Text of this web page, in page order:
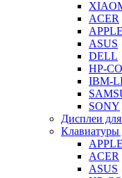
ACER
APPLE
ASUS
DELL
HP-
IBM-
SONY
Дисплеи
Клавиатуры
APPLE
ACER
ASUS